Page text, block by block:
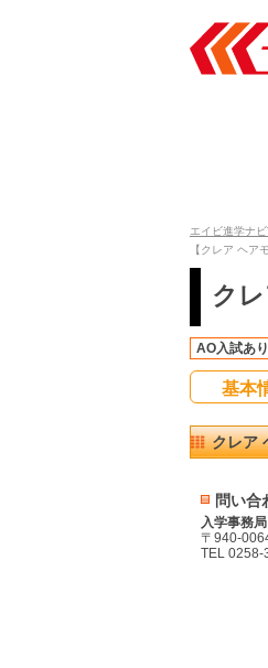
エイビ進学ナ
【クレア ヘア
ク
AO入試あり
基本
クレア
問い合
入学事務局
〒940-
TEL 0258-